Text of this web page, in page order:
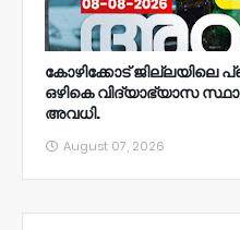
കോഴിക്കോട്
ഒഴികെ വിദ്യാഭ്യാസ
അവധി.
August 07, 2026